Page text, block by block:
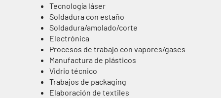
Tecnología láser
Soldadura con estaño
Soldadura/amolado/corte
Electrónica
Procesos de trabajo con vapores/gases
Manufactura de plásticos
Vidrio técnico
Trabajos de packaging
Elaboración de textiles